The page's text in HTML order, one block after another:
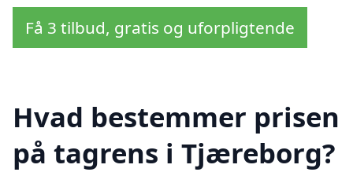
Få 3 tilbud, gratis og uforpligtende
Hvad bestemmer prisen
på tagrens i Tjæreborg?